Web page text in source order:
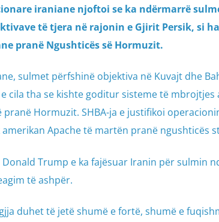
iraniane njoftoi se ka ndërmarrë
të tjera në rajonin e Gjirit Persik, si
pranë Ngushticës së Hormuzit.
sulmet përfshinë objektiva në Kuvajt dhe
cila tha se kishte goditur sisteme të
Hormuzit. SHBA-ja e justifikoi
Apache të martën pranë ngushticës
Trump e ka fajësuar Iranin për sulmin
të ashpër.
duhet të jetë shumë e fortë, shumë e